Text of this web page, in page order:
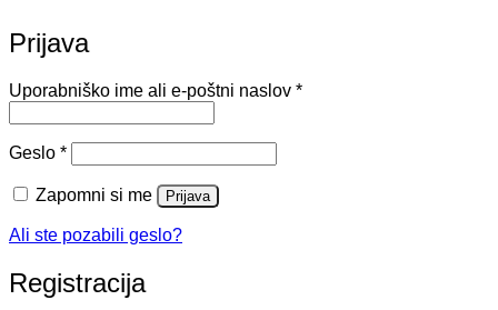
Prijava
Uporabniško ime ali e-poštni naslov *Zahtevano
Geslo *Zahtevano
Zapomni si me Prijava
Ali ste pozabili geslo?
Registracija